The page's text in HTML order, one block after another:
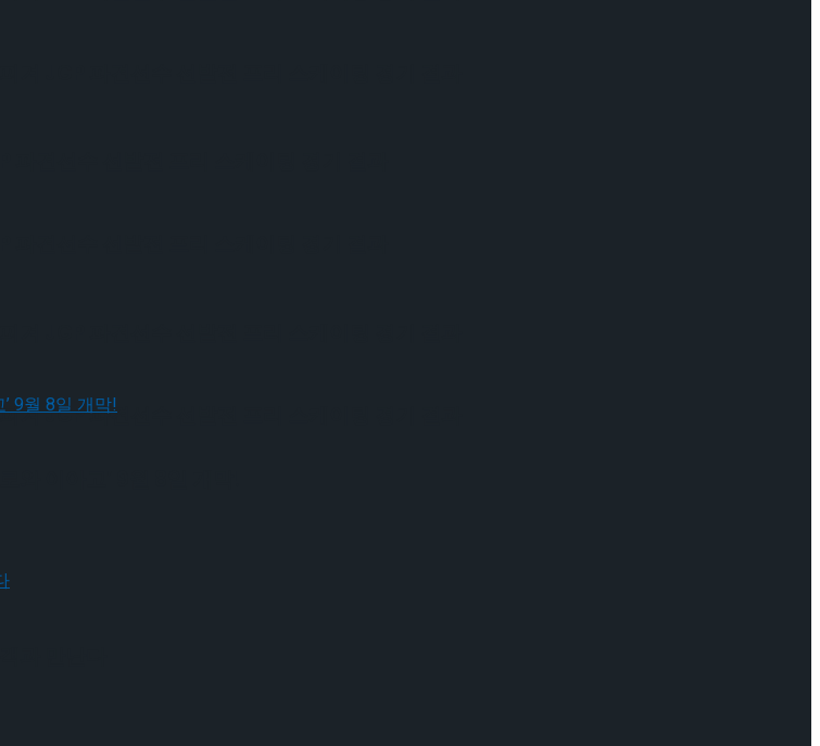
견선수 선발전 프리 스케이팅 경기 결과
JGP 파견선수 선발전 프리 스케이팅 경기 결과
견선수 선발전 프리 스케이팅 경기 결과
JGP 파견선수 선발전 프리 스케이팅 경기 결과
과 만난다